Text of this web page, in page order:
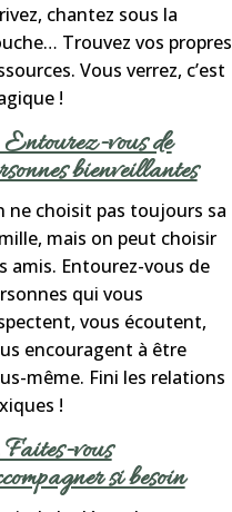
chantez sous la
Trouvez vos propres
Vous verrez, c’est
!
vous de
bienveillantes
ne choisit pas toujours sa
mais on peut choisir
amis. Entourez-vous de
qui vous
vous écoutent,
encouragent à être
même. Fini les relations
!
vous
si besoin